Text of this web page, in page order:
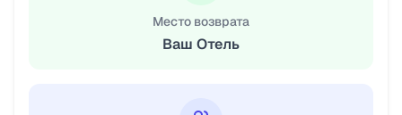
Место возврата
Ваш Отель